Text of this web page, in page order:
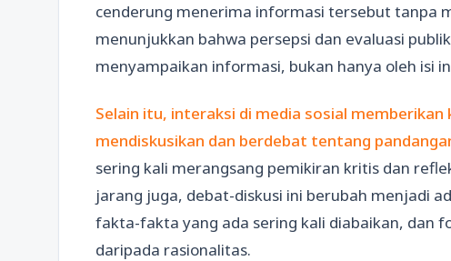
cenderung menerima informasi tersebut tanpa
menunjukkan bahwa persepsi dan evaluasi
menyampaikan informasi, bukan hanya oleh isi
Selain itu, interaksi di media sosial
mendiskusikan dan berdebat tentang
sering kali merangsang pemikiran kritis dan
jarang juga, debat-diskusi ini berubah menjadi
fakta-fakta yang ada sering kali diabaikan, dan
daripada rasionalitas.